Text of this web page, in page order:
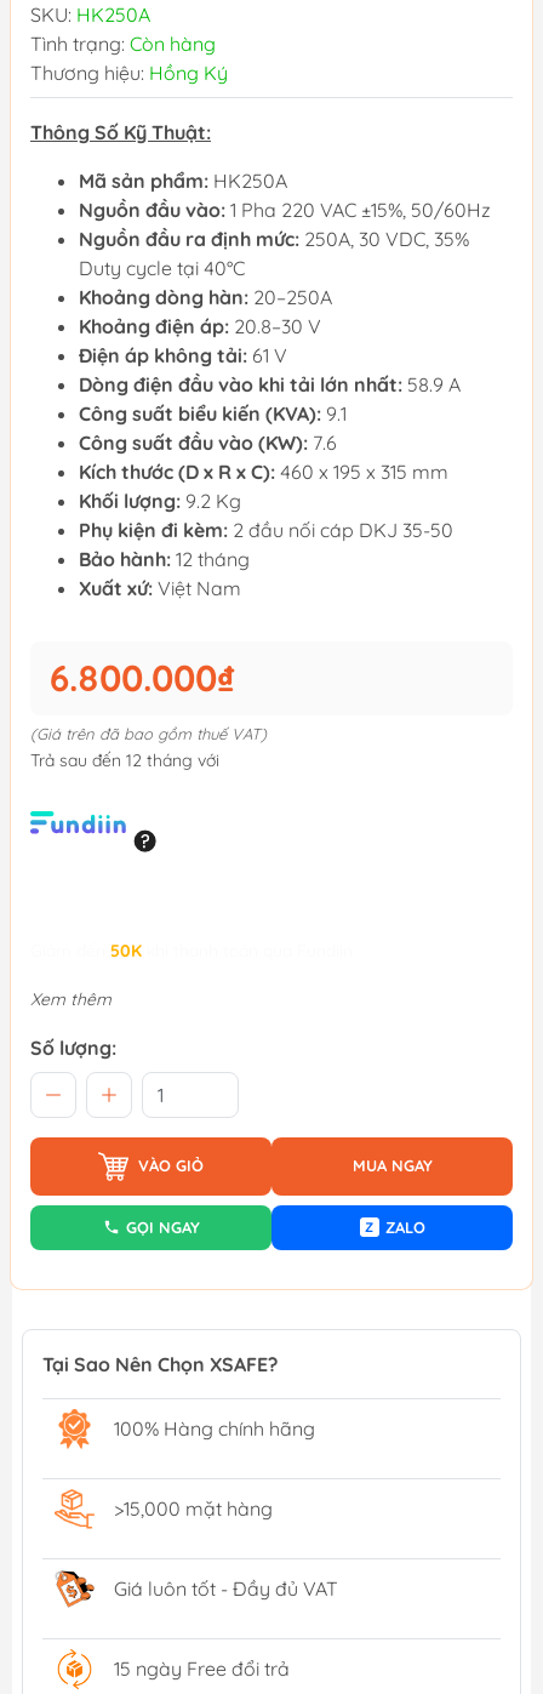
SKU: HK250A
Tình trạng: Còn hàng
Thương hiệu: Hồng Ký
Thông Số Kỹ Thuật:
Mã sản phẩm: HK250A
Nguồn đầu vào: 1 Pha 220 VAC ±15%, 50/60Hz
Nguồn đầu ra định mức: 250A, 30 VDC, 35%
Duty cycle tại 40°C
Khoảng dòng hàn: 20–250A
Khoảng điện áp: 20.8–30 V
Điện áp không tải: 61 V
Dòng điện đầu vào khi tải lớn nhất: 58.9 A
Công suất biểu kiến (KVA): 9.1
Công suất đầu vào (KW): 7.6
Kích thước (D x R x C): 460 x 195 x 315 mm
Khối lượng: 9.2 Kg
Phụ kiện đi kèm: 2 đầu nối cáp DKJ 35-50
Bảo hành: 12 tháng
Xuất xứ: Việt Nam
6.800.000₫
(Giá trên đã bao gồm thuế VAT)
Trả sau đến 12 tháng với
50K
Xem thêm
Số lượng:
VÀO GIỎ MUA NGAY
GỌI NGAY Z ZALO
Tại Sao Nên Chọn XSAFE?
100% Hàng chính hãng
>15,000 mặt hàng
Giá luôn tốt - Đầy đủ VAT
15 ngày Free đổi trả